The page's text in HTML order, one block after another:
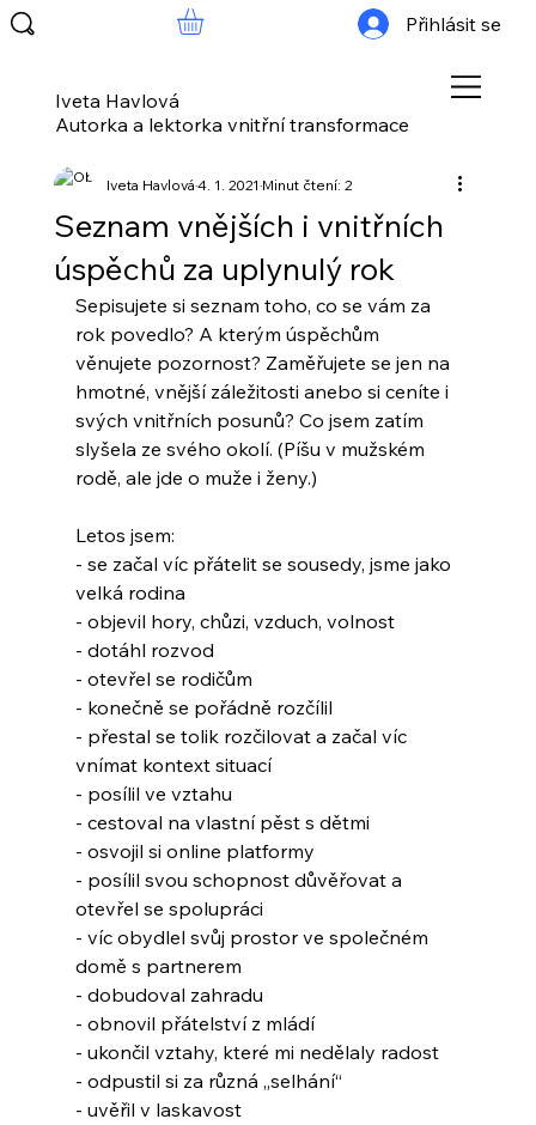
Iveta Havlová
Autorka a lektorka vnitřní transformace
Přihlásit se
Seznam vnějších i vnitřních
úspěchů za uplynulý rok
Iveta Havlová4. 1. 2021 Minut čtení: 2
Sepisujete si seznam toho, co se vám za
rok povedlo? A kterým úspěchům
věnujete pozornost? Zaměřujete se jen na
hmotné, vnější záležitosti anebo si ceníte i
svých vnitřních posunů? Co jsem zatím
slyšela ze svého okolí. (Píšu v mužském
rodě, ale jde o muže i ženy.)
Letos jsem:
- se začal víc přátelit se sousedy, jsme jako
velká rodina
- objevil hory, chůzi, vzduch, volnost
- dotáhl rozvod
- otevřel se rodičům
- konečně se pořádně rozčílil
- přestal se tolik rozčilovat a začal víc
vnímat kontext situací
- posílil ve vztahu
- cestoval na vlastní pěst s dětmi
- osvojil si online platformy
- posílil svou schopnost důvěřovat a
otevřel se spolupráci
- víc obydlel svůj prostor ve společném
domě s partnerem
- dobudoval zahradu
- obnovil přátelství z mládí
- ukončil vztahy, které mi nedělaly radost
- odpustil si za různá „selhání“
- uvěřil v laskavost